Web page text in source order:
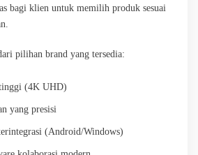
bagi klien untuk memilih produk sesuai
pilihan brand yang tersedia:
(4K UHD)
yang presisi
(Android/Windows)